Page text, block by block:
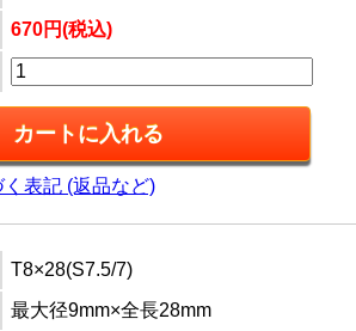
670円(税込)
表記 (返品など)
T8×28(S7.5/7)
最大径9mm×全長28mm